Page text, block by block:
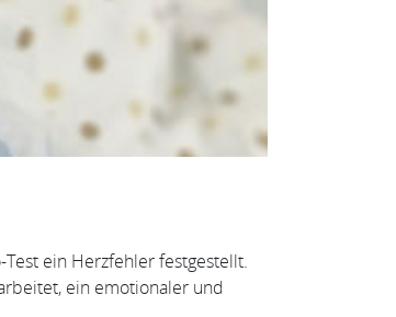
ein Herzfehler festgestellt.
ein emotionaler und